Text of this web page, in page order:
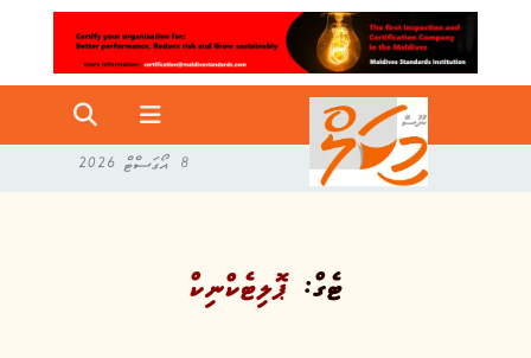
8 އޯގަސްޓް 2026
ޓެގް:ޕޮލިޓެކްނިކް